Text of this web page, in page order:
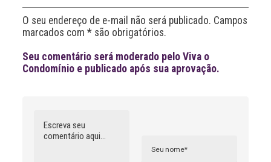
i
v
O seu endereço de e-mail não será publicado. Campos
marcados com * são obrigatórios.
Seu comentário será moderado pelo Viva o
Condomínio e publicado após sua aprovação.